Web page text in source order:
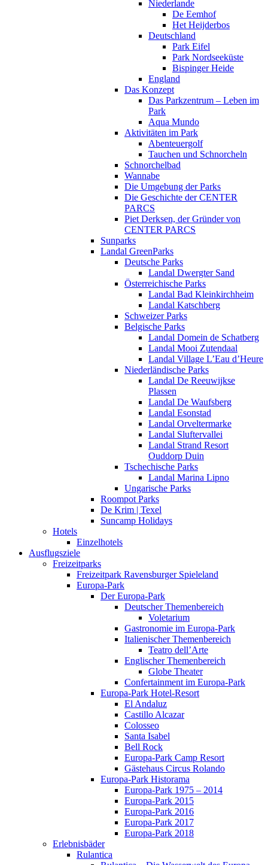
Niederlande
De Eemhof
Het Heijderbos
Deutschland
Park Eifel
Park Nordseeküste
Bispinger Heide
England
Das Konzept
Das Parkzentrum – Leben im
Park
Aqua Mundo
Aktivitäten im Park
Abenteuergolf
Tauchen und Schnorcheln
Schnorchelbad
Wannabe
Die Umgebung der Parks
Die Geschichte der CENTER
PARCS
Piet Derksen, der Gründer von
CENTER PARCS
Sunparks
Landal GreenParks
Deutsche Parks
Landal Dwergter Sand
Österreichische Parks
Landal Bad Kleinkirchheim
Landal Katschberg
Schweizer Parks
Belgische Parks
Landal Domein de Schatberg
Landal Mooi Zutendaal
Landal Village L’Eau d’Heure
Niederländische Parks
Landal De Reeuwijkse
Plassen
Landal De Waufsberg
Landal Esonstad
Landal Orveltermarke
Landal Sluftervallei
Landal Strand Resort
Ouddorp Duin
Tschechische Parks
Landal Marina Lipno
Ungarische Parks
Roompot Parks
De Krim | Texel
Suncamp Holidays
Hotels
Einzelhotels
Ausflugsziele
Freizeitparks
Freizeitpark Ravensburger Spieleland
Europa-Park
Der Europa-Park
Deutscher Themenbereich
Voletarium
Gastronomie im Europa-Park
Italienischer Themenbereich
Teatro dell’Arte
Englischer Themenbereich
Globe Theater
Confertainment im Europa-Park
Europa-Park Hotel-Resort
El Andaluz
Castillo Alcazar
Colosseo
Santa Isabel
Bell Rock
Europa-Park Camp Resort
Gästehaus Circus Rolando
Europa-Park Historama
Europa-Park 1975 – 2014
Europa-Park 2015
Europa-Park 2016
Europa-Park 2017
Europa-Park 2018
Erlebnisbäder
Rulantica